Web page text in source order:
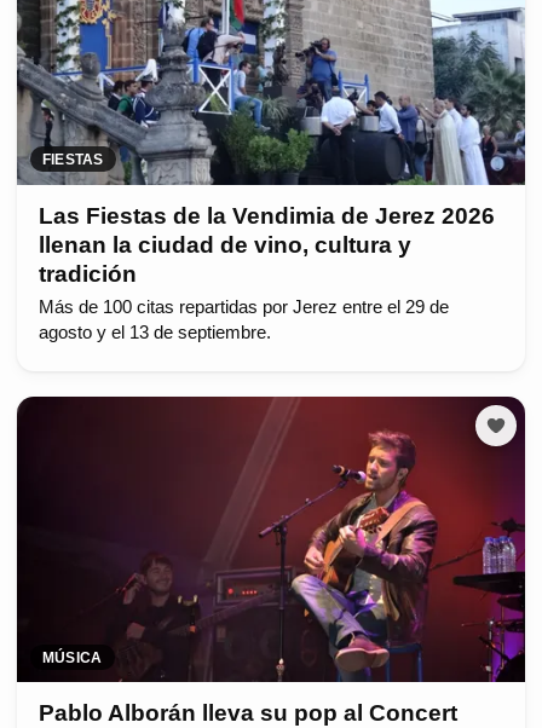
FIESTAS
Las Fiestas de la Vendimia de Jerez 2026
llenan la ciudad de vino, cultura y
tradición
Más de 100 citas repartidas por Jerez entre el 29 de
agosto y el 13 de septiembre.
MÚSICA
Pablo Alborán lleva su pop al Concert